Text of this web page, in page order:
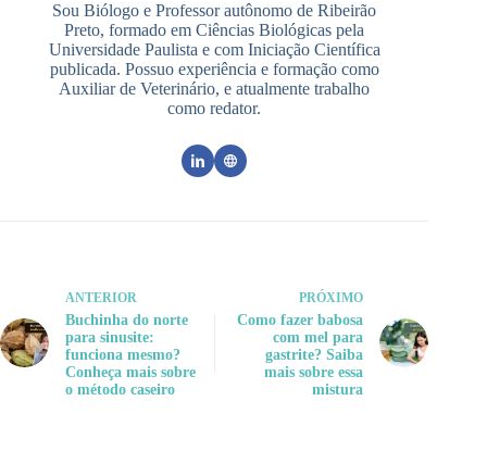
Sou Biólogo e Professor autônomo de Ribeirão
Preto, formado em Ciências Biológicas pela
Universidade Paulista e com Iniciação Científica
publicada. Possuo experiência e formação como
Auxiliar de Veterinário, e atualmente trabalho
como redator.
ANTERIOR
Buchinha do norte
para sinusite:
funciona mesmo?
Conheça mais sobre
o método caseiro
PRÓXIMO
Como fazer babosa
com mel para
gastrite? Saiba
mais sobre essa
mistura